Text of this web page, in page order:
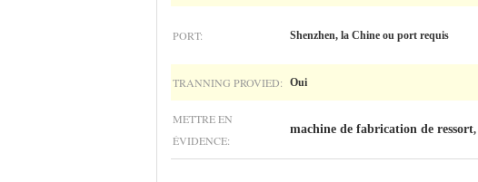
PORT: Shenzhen, la Chine ou port requis
TRANNING PROVIED: Oui
METTRE EN
ÉVIDENCE:
machine de fabrication de ressort,